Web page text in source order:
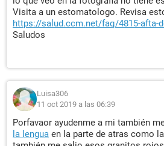
Visita a un estomatologo. Revisa
https://salud.ccm.net/faq/4815-afta-
Saludos
Luisa306
11 oct 2019 a las 06:39
Porfavaor ayudenme a mi también
la lengua en la parte de atras como